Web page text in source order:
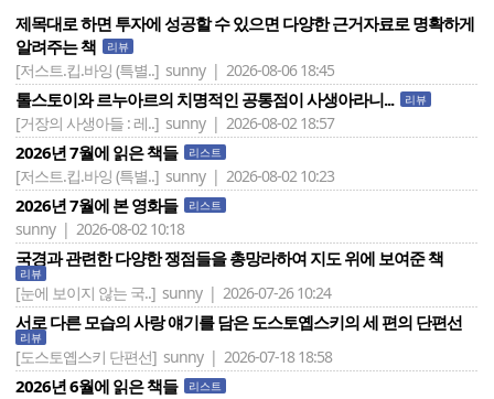
제목대로 하면 투자에 성공할 수 있으면 다양한 근거자료로 명확하게
알려주는 책
리뷰
[저스트.킵.바잉 (특별..] sunny | 2026-08-06 18:45
톨스토이와 르누아르의 치명적인 공통점이 사생아라니... 리뷰
[거장의 사생아들 : 레..] sunny | 2026-08-02 18:57
2026년 7월에 읽은 책들 리스트
[저스트.킵.바잉 (특별..] sunny | 2026-08-02 10:23
2026년 7월에 본 영화들 리스트
sunny | 2026-08-02 10:18
국경과 관련한 다양한 쟁점들을 총망라하여 지도 위에 보여준 책
리뷰
[눈에 보이지 않는 국..] sunny | 2026-07-26 10:24
서로 다른 모습의 사랑 얘기를 담은 도스토옙스키의 세 편의 단편선
리뷰
[도스토옙스키 단편선] sunny | 2026-07-18 18:58
2026년 6월에 읽은 책들 리스트